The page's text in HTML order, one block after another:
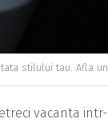
stilului tau. Afla
vacanta